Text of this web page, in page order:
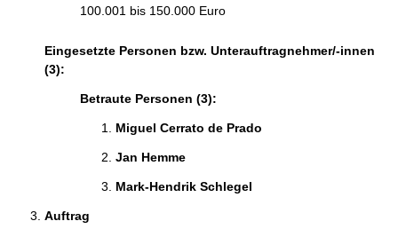
100.001 bis 150.000 Euro
Eingesetzte Personen bzw. Unterauftragnehmer/-innen
(3):
Betraute Personen (3):
Miguel Cerrato de Prado
Jan Hemme
Mark-Hendrik Schlegel
Auftrag